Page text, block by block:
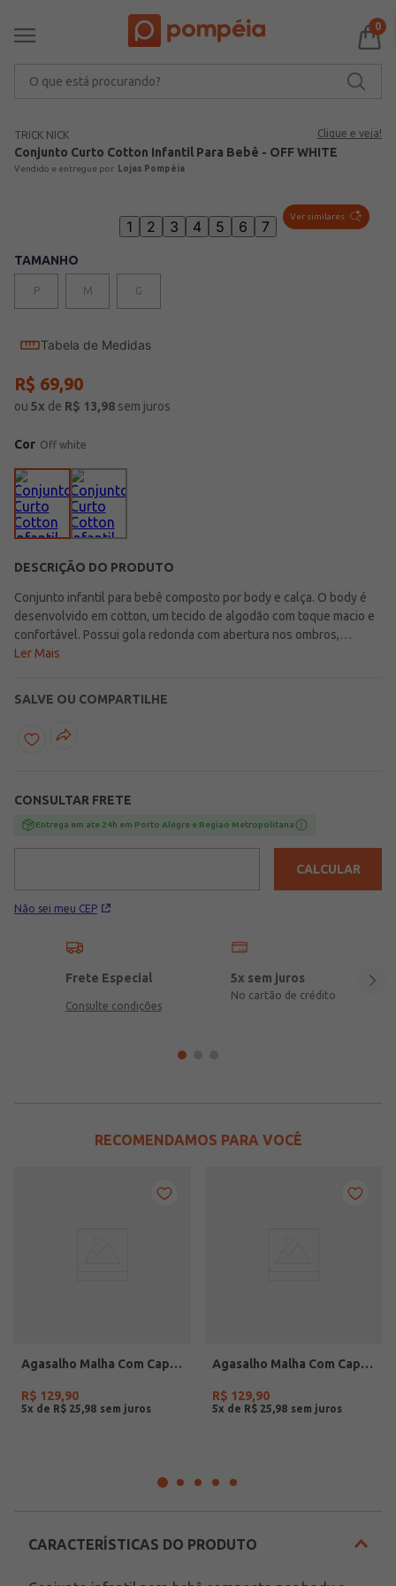
0
TRICK NICK Clique e veja!
Conjunto Curto Cotton Infantil Para Bebê - OFF WHITE
Lojas Pompéia
Ver similares
1 2 3 4 5 6 7
TAMANHO
P M G
Tabela de Medidas
R$ 69,90
ou 5x de R$ 13,98 sem juros
Cor Off white
DESCRIÇÃO DO PRODUTO
Conjunto infantil para bebê composto por body e calça. O body é
desenvolvido em cotton, um tecido de algodão com toque macio e
confortável. Possui gola redonda com abertura nos ombros,
mangas curtas, fechamento entrepernas por botões de pressão,
elástico com cordão funcional para ajuste, bolsos frontais
funcionais e barra com acabamento em punho elástico. O conjunto
perfeito para os pequenos aproveitarem cada momento!\n\nTecido
Ler Mais
SALVE OU COMPARTILHE
CONSULTAR FRETE
Entrega em ate 24h em Porto Alegre e Regiao Metropolitana
Não sei meu CEP
CALCULAR
Frete Especial
Consulte condições
5x sem juros
No cartão de crédito
RECOMENDAMOS PARA VOCÊ
Agasalho Malha Com Capuz Infantil Para Menino - MESCLA
R$ 129,90
5x de R$ 25 98
Agasalho Malha Com Capuz Infantil Para Menino - PRETO
R$ 129,90
5x de R$ 25 98
CARACTERÍSTICAS DO PRODUTO